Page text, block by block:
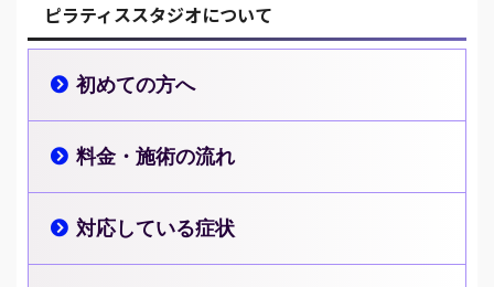
ピラティススタジオについて
初めての方へ
料金・施術の流れ
対応している症状